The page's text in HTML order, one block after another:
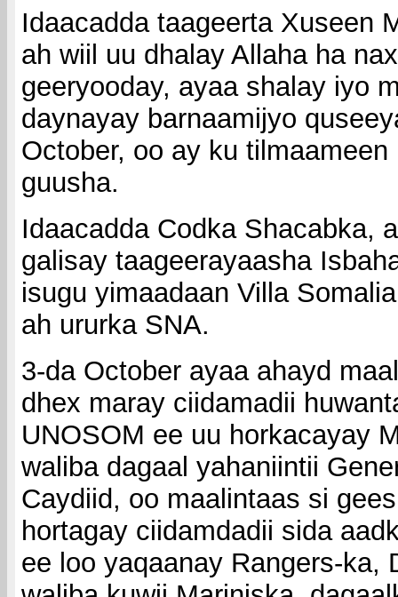
Idaacadda taageerta Xuseen
ah wiil uu dhalay Allaha ha
geeryooday, ayaa shalay iyo
daynayay barnaamijyo
October, oo ay ku
guusha.
Idaacadda Codka Shacabka,
galisay taageerayaasha
isugu yimaadaan Villa
ah ururka SNA.
3-da October ayaa ahayd
dhex maray ciidamadii
UNOSOM ee uu horkacayay
waliba dagaal yahaniintii
Caydiid, oo maalintaas si
hortagay ciidamdadii sida
ee loo yaqaanay Rangers-ka,